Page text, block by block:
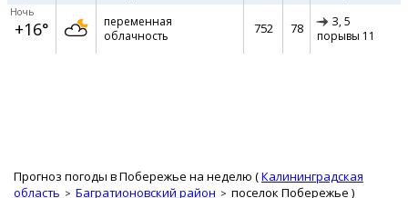
Ночь
+16°
переменная
облачность
752 78 З, 5
порывы 11
Прогноз погоды в Побережье на неделю (Калининградская
область
Багратионовский район поселок Побережье )